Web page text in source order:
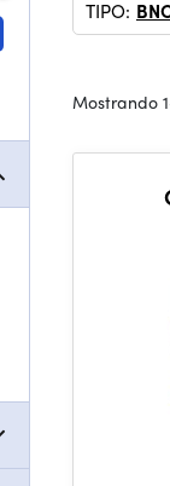
TIPO:
Mostrando